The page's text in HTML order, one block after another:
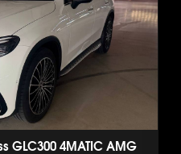
GLC300 4MATIC AMG